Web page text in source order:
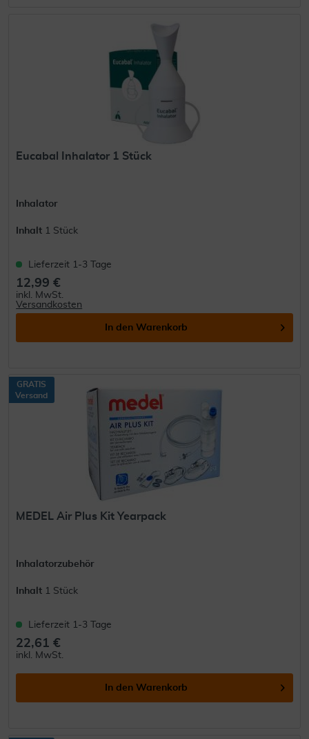
Eucabal Inhalator 1 Stück
Inhalator
Inhalt 1 Stück
Lieferzeit 1-3 Tage
12,99 €
inkl. MwSt.
Versandkosten
In den Warenkorb
GRATIS
Versand
MEDEL Air Plus Kit Yearpack
Inhalatorzubehör
Inhalt 1 Stück
Lieferzeit 1-3 Tage
22,61 €
inkl. MwSt.
In den Warenkorb